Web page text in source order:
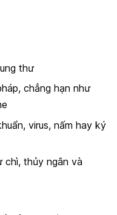
thư
chẳng hạn như
virus, nấm hay ký
chì, thủy ngân và